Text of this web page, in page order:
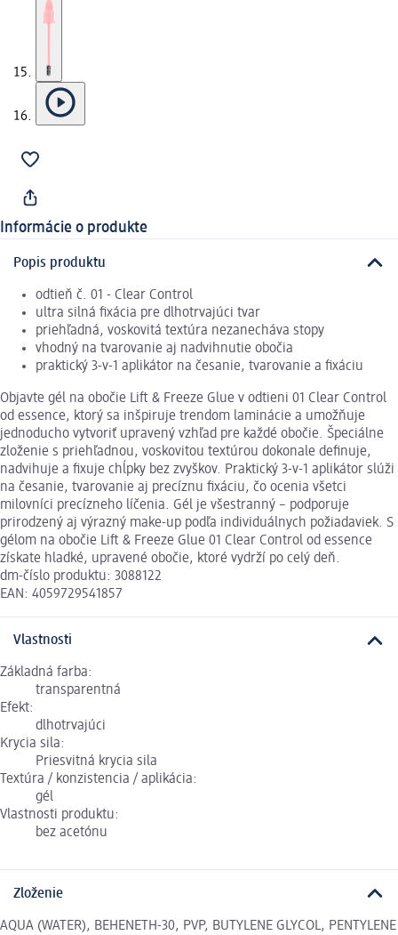
Informácie o produkte
Popis produktu
odtieň č. 01 - Clear Control
ultra silná fixácia pre dlhotrvajúci tvar
priehľadná, voskovitá textúra nezanecháva stopy
vhodný na tvarovanie aj nadvihnutie obočia
praktický 3-v-1 aplikátor na česanie, tvarovanie a fixáciu
Objavte gél na obočie Lift & Freeze Glue v odtieni 01 Clear Control
od essence, ktorý sa inšpiruje trendom laminácie a umožňuje
jednoducho vytvoriť upravený vzhľad pre každé obočie. Špeciálne
zloženie s priehľadnou, voskovitou textúrou dokonale definuje,
nadvihuje a fixuje chĺpky bez zvyškov. Praktický 3-v-1 aplikátor slúži
na česanie, tvarovanie aj precíznu fixáciu, čo ocenia všetci
milovníci precízneho líčenia. Gél je všestranný – podporuje
prirodzený aj výrazný make-up podľa individuálnych požiadaviek. S
gélom na obočie Lift & Freeze Glue 01 Clear Control od essence
získate hladké, upravené obočie, ktoré vydrží po celý deň.
dm-číslo produktu: 3088122
EAN: 4059729541857
Vlastnosti
Základná farba:
transparentná
Efekt:
dlhotrvajúci
Krycia sila:
Priesvitná krycia sila
Textúra / konzistencia / aplikácia:
gél
Vlastnosti produktu:
bez acetónu
Zloženie
AQUA (WATER), BEHENETH-30, PVP, BUTYLENE GLYCOL, PENTYLENE